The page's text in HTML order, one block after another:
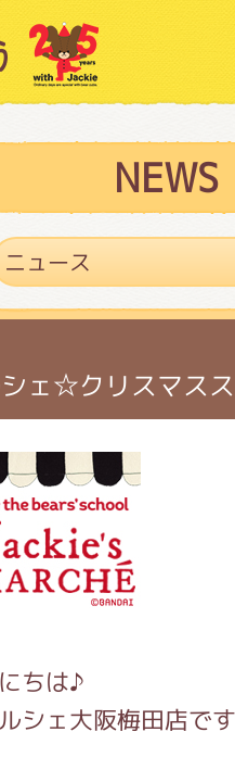
NEWS
ェ☆クリスマス
ちは♪
シェ大阪梅田店で
介
ォメーション
メーション
コンサート